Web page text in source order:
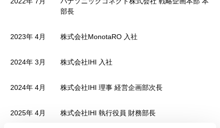
部長
2023年 4月 株式会社MonotaRO 入社
2024年 3月 株式会社IHI 入社
2024年 4月 株式会社IHI 理事 経営企画部次長
2025年 4月 株式会社IHI 執行役員 財務部長